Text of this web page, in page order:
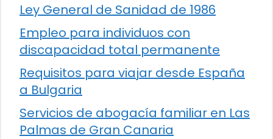
Ley General de Sanidad de 1986
Empleo para individuos con
discapacidad total permanente
Requisitos para viajar desde España
a Bulgaria
Servicios de abogacía familiar en Las
Palmas de Gran Canaria